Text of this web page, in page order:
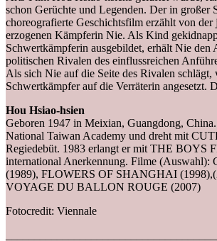
schon Gerüchte und Legenden. Der in großer
choreografierte Geschichtsfilm erzählt von
erzogenen Kämpferin Nie. Als Kind
Schwertkämpferin ausgebildet, erhält Nie den
politischen Rivalen des einflussreichen
Als sich Nie auf die Seite des Rivalen schlägt,
Schwertkämpfer auf die Verräterin angesetzt.
Hou Hsiao-hsien
Geboren 1947 in Meixian, Guangdong,
National Taiwan Academy und dreht mit
Regiedebüt. 1983 erlangt er mit THE BOYS
international Anerkennung. Filme
(1989), FLOWERS OF SHANGHAI
VOYAGE DU BALLON ROUGE (2007)
Fotocredit: Viennale